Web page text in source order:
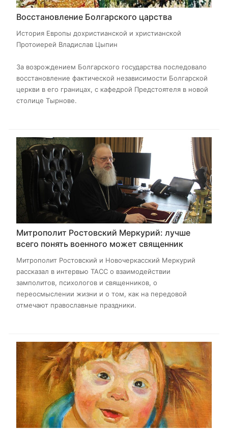
Восстановление Болгарского царства
История Европы дохристианской и христианской
Протоиерей Владислав Цыпин
За возрождением Болгарского государства последовало
восстановление фактической независимости Болгарской
церкви в его границах, с кафедрой Предстоятеля в новой
столице Тырнове.
Митрополит Ростовский Меркурий: лучше
всего понять военного может священник
Митрополит Ростовский и Новочеркасский Меркурий
рассказал в интервью ТАСС о взаимодействии
замполитов, психологов и священников, о
переосмыслении жизни и о том, как на передовой
отмечают православные праздники.